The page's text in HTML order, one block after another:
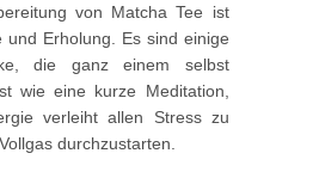
von Matcha Tee ist
und Erholung. Es sind einige
die ganz einem selbst
wie eine kurze Meditation,
verleiht allen Stress zu
durchzustarten.